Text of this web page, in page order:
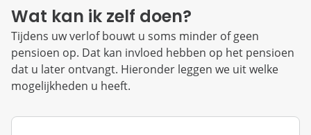
Wat kan ik zelf doen?
Tijdens uw verlof bouwt u soms minder of geen
pensioen op. Dat kan invloed hebben op het pensioen
dat u later ontvangt. Hieronder leggen we uit welke
mogelijkheden u heeft.